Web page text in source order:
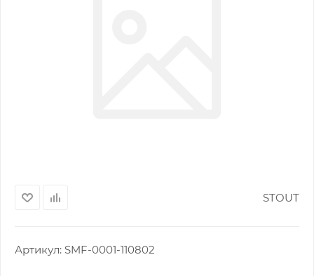
STOUT
Артикул: SMF-0001-110802